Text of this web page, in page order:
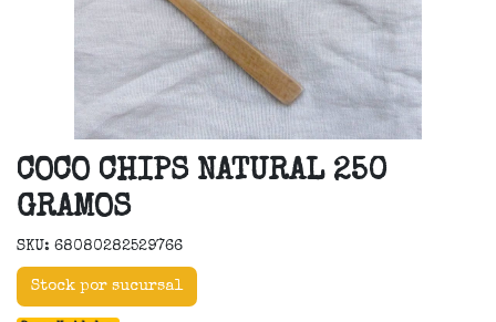
COCO CHIPS NATURAL 250
GRAMOS
SKU: 68080282529766
Stock por sucursal